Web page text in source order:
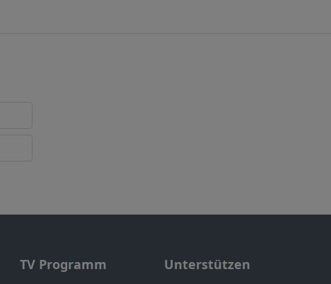
TV Programm Unterstützen